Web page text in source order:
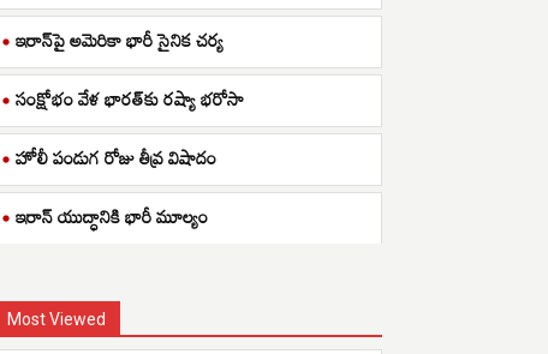
ఇరాన్‌పై అమెరికా భారీ సైనిక చర్య
సంక్షోభం వేళ భారత్‌కు రష్యా భరోసా
హోలీ పండుగ రోజు తీవ్ర విషాదం
ఇరాన్ యుద్ధానికి భారీ మూల్యం
Most Viewed